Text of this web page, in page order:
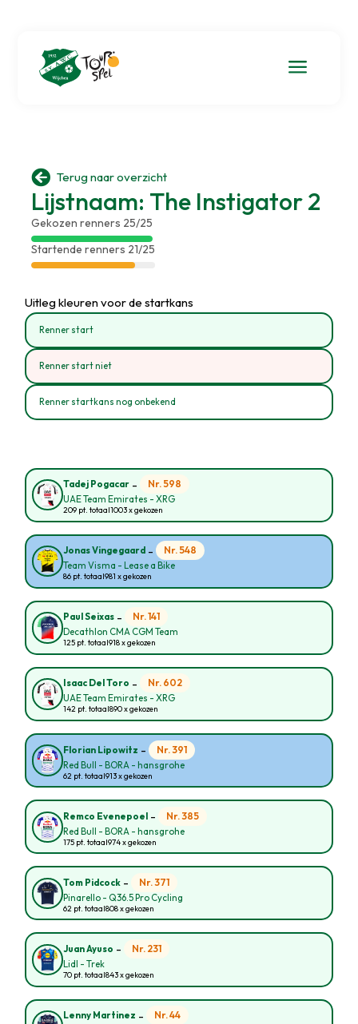
a
 Terug naar overzicht
Lijstnaam: The Instigator 2
Gekozen renners 25/25
Startende renners 21/25
Uitleg kleuren voor de startkans
Renner start
Renner start niet
Renner startkans nog onbekend
Tadej Pogacar - Nr. 598
UAE Team Emirates - XRG
209 pt. totaal1003 x gekozen
Jonas Vingegaard - Nr. 548
Team Visma - Lease a Bike
86 pt. totaal981 x gekozen
Paul Seixas - Nr. 141
Decathlon CMA CGM Team
125 pt. totaal918 x gekozen
Isaac Del Toro - Nr. 602
UAE Team Emirates - XRG
142 pt. totaal890 x gekozen
Florian Lipowitz - Nr. 391
Red Bull - BORA - hansgrohe
62 pt. totaal913 x gekozen
Remco Evenepoel - Nr. 385
Red Bull - BORA - hansgrohe
175 pt. totaal974 x gekozen
Tom Pidcock - Nr. 371
Pinarello - Q36.5 Pro Cycling
62 pt. totaal808 x gekozen
Juan Ayuso - Nr. 231
Lidl - Trek
70 pt. totaal843 x gekozen
Lenny Martinez - Nr. 44